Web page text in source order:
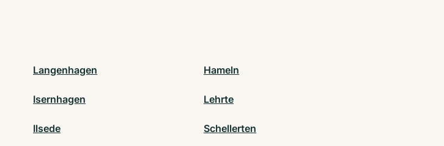
Langenhagen Hameln
Isernhagen Lehrte
Ilsede Schellerten